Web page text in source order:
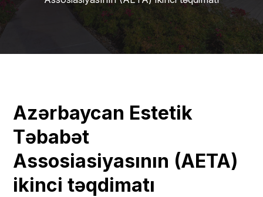
Azərbaycan Estetik
Təbabət
Assosiasiyasının (AETA)
ikinci təqdimatı